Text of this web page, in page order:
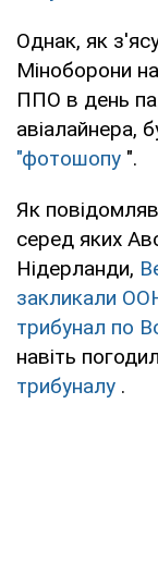
Однак, як
Міноборони
ППО в день
авіалайнера,
"фотошопу ".
Як
серед яких
Нідерланди,
закликали
трибунал по
навіть
трибуналу .